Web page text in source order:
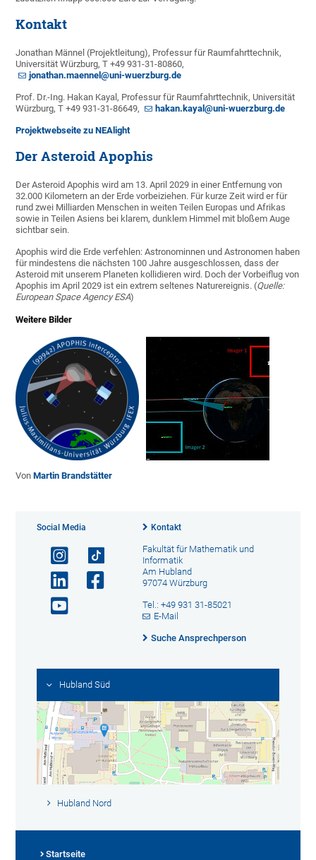
Kontakt
Jonathan Männel (Projektleitung), Professur für Raumfahrttechnik,
Universität Würzburg, T +49 931-31-80860,
jonathan.maennel@uni-wuerzburg.de
Prof. Dr.-Ing. Hakan Kayal, Professur für Raumfahrttechnik, Universität
Würzburg, T +49 931-31-86649,
hakan.kayal@uni-wuerzburg.de
Projektwebseite zu NEAlight
Der Asteroid Apophis
Der Asteroid Apophis wird am 13. April 2029 in einer Entfernung von
32.000 Kilometern an der Erde vorbeiziehen. Für kurze Zeit wird er für
rund zwei Milliarden Menschen in weiten Teilen Europas und Afrikas
sowie in Teilen Asiens bei klarem, dunklem Himmel mit bloßem Auge
sichtbar sein.
Apophis wird die Erde verfehlen: Astronominnen und Astronomen haben
für mindestens die nächsten 100 Jahre ausgeschlossen, dass der
Asteroid mit unserem Planeten kollidieren wird. Doch der Vorbeiflug von
Apophis im April 2029 ist ein extrem seltenes Naturereignis. (Quelle:
European Space Agency ESA)
Weitere Bilder
VonMartin Brandstätter
Social Media Kontakt
Fakultät für Mathematik und
Informatik
Am Hubland
97074 Würzburg
Tel.: +49 931 31-85021
E-Mail
Suche Ansprechperson
Hubland Süd
Hubland Nord
Startseite